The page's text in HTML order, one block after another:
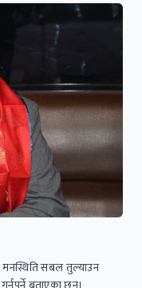
मनस्थिति सबल तुल्याउन